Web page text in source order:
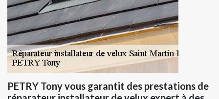
PETRY Tony vous garantit des prestations de